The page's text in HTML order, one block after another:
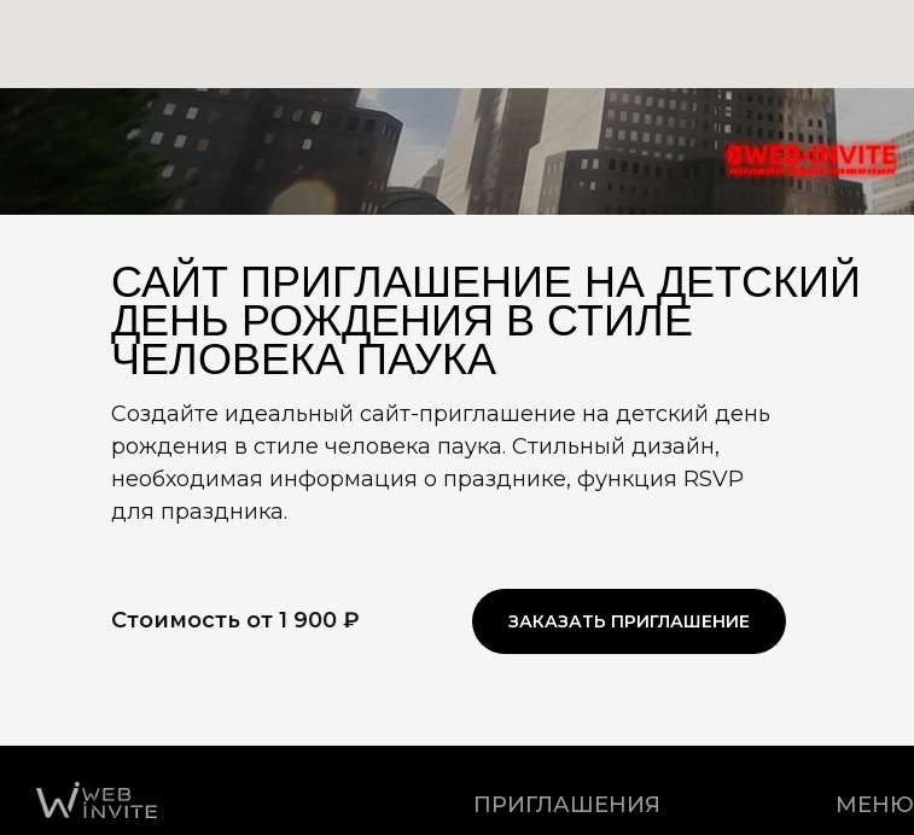
Создайте идеальный сайт-приглашение на детский день
рождения в стиле человека паука. Стильный дизайн,
необходимая информация о празднике, функция RSVP
для праздника.
ЗАКАЗАТЬ ПРИГЛАШЕНИЕ
САЙТ ПРИГЛАШЕНИЕ НА ДЕТСКИЙ
ДЕНЬ РОЖДЕНИЯ В СТИЛЕ
ЧЕЛОВЕКА ПАУКА
Стоимость от 1 900 ₽
ПРИГЛАШЕНИЯ МЕНЮ